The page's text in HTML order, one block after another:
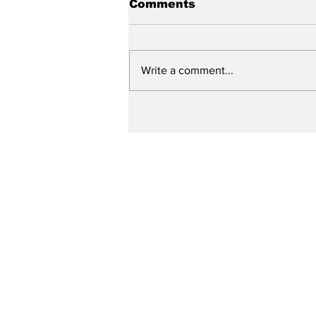
Comments
Write a comment...